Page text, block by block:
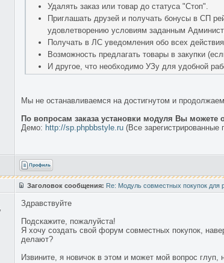
Удалять заказ или товар до статуса "Стоп".
Приглашать друзей и получать бонусы в СП
удовлетворению условиям заданным
Получать в ЛС уведомления обо всех
Возможность предлагать товары в закупки
И другое, что необходимо УЗу для удобной
Мы не останавливаемся на достигнутом и
По вопросам заказа установки модуля Вы можете
Демо: http://sp.phpbbstyle.ru (Все зарегистрированные
Заголовок сообщения: Re: Модуль совместных покупок для
Здравствуйте
Подскажите, пожалуйста!
Я хочу создать свой форум совместных покупок,
делают?
Извините, я новичок в этом и может мой вопрос глуп,